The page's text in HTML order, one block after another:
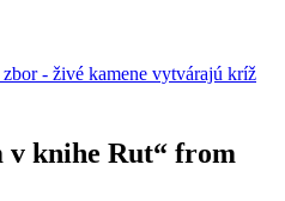
v knihe Rut“ from